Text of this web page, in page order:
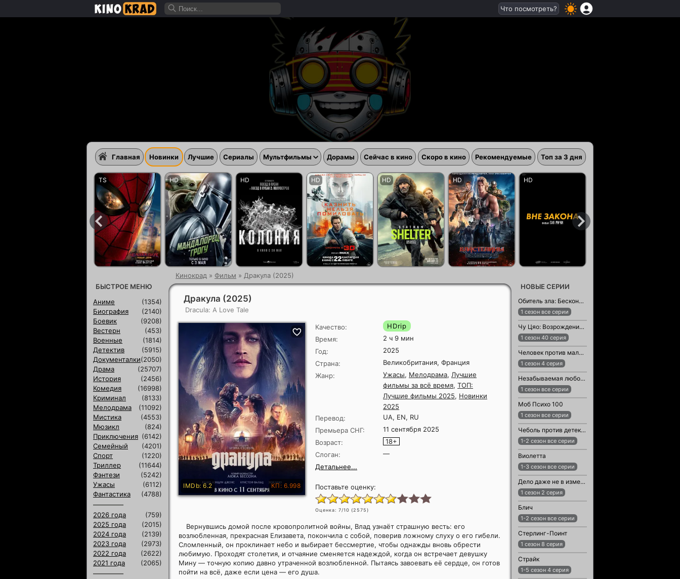
Кинокрад » Фильм » Дракула (2025)
Дракула (2025)
Dracula: A Love Tale
IMDb: 6.2 КП: 6.998
Качество:
HDrip
Время:
2 ч 9 мин
Год:
2025
Страна:
Великобритания, Франция
Жанр:
Ужасы, Мелодрама, Лучшие
фильмы за всё время, ТОП:
Лучшие фильмы 2025, Новинки
2025
Перевод:
UA, EN, RU
Премьера СНГ:
11 сентября 2025
Возраст:
18+
Слоган:
—
Детальнее...
Поставьте оценку:
Оценка: 7/10 (2575)
Вернувшись домой после кровопролитной войны, Влад узнаёт страшную весть: его
возлюбленная, прекрасная Елизавета, покончила с собой, поверив ложному слуху о его гибели.
Сломленный, он проклинает небо и выбирает бессмертие, чтобы однажды вновь обрести
любимую. Проходят столетия, и отчаяние сменяется надеждой, когда он встречает девушку
Мину — точную копию давно утраченной возлюбленной. Пытаясь завоевать её сердце, он готов
пойти на всё, даже если цена — его душа.
БЫСТРОЕ МЕНЮ
Аниме
(1354)
Биография
(2140)
Боевик
(9208)
Вестерн
(453)
Военные
(1814)
Детектив
(5915)
Документалки(2050)
Драма
(25707)
История
(2456)
Комедия
(16998)
Криминал
(8133)
Мелодрама
(11092)
Мистика
(4553)
Мюзикл
(824)
Приключения (6142)
Семейный
(4201)
Спорт
(1220)
Триллер
(11644)
Фэнтези
(5242)
Ужасы
(6112)
Фантастика
(4788)
2026 года
(759)
2025 года
(2015)
2024 года
(2139)
2023 года
(2973)
2022 года
(2622)
2021 года
(2065)
НОВЫЕ СЕРИИ
Обитель зла: Бесконечная тьма
1 сезон все серии
Чу Цяо: Возрождение из Ледяного озера
1 сезон 40 серия
Человек против малыша
1 сезон 4 серия
Незабываемая любовь / Возлюбленный незнакомец
1 сезон все серии
Моб Психо 100
1 сезон все серии
Чеболь против детектива
1-2 сезон все серии
Виолетта
1-3 сезон все серии
Дело даже не в измене
1 сезон 2 серия
Блич
1-2 сезон все серии
Стерлинг-Поинт
1 сезон 8 серия
Страйк
1-5 сезон 4 серия
Главная Новинки Лучшие Сериалы Мультфильмы Дорамы Сейчас в кино Скоро в кино Рекомендуемые Топ за 3 дня
Что посмотреть?